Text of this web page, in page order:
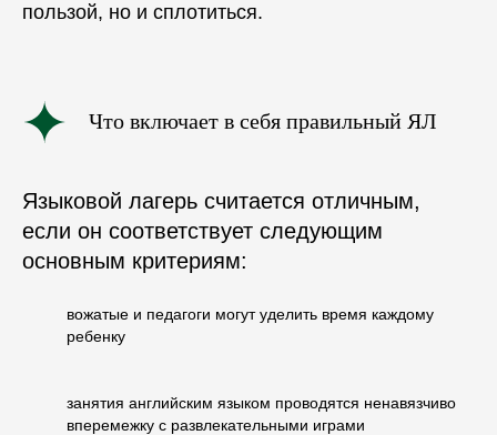
пользой, но и сплотиться.
Что включает в себя правильный ЯЛ
Языковой лагерь считается отличным,
если он соответствует следующим
основным критериям:
вожатые и педагоги могут уделить время каждому
ребенку
занятия английским языком проводятся ненавязчиво
вперемежку с развлекательными играми